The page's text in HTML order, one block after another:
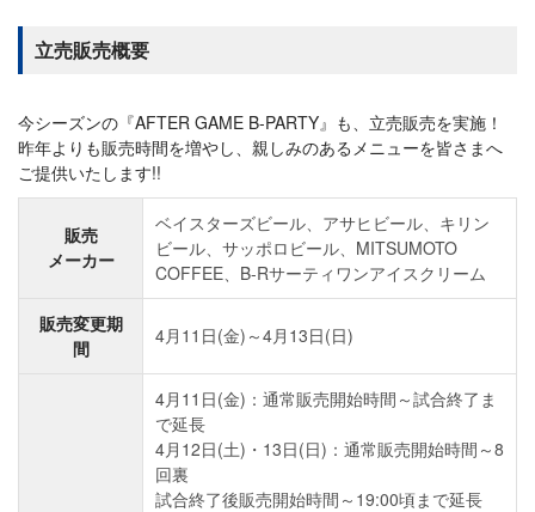
立売販売概要
今シーズンの『AFTER GAME B-PARTY』も、立売販売を実施！
昨年よりも販売時間を増やし、親しみのあるメニューを皆さまへ
ご提供いたします!!
販売
メーカー
ベイスターズビール、アサヒビール、キリン
ビール、サッポロビール、MITSUMOTO
COFFEE、B-Rサーティワンアイスクリーム
販売変更期
間
4月11日(金)～4月13日(日)
4月11日(金)：通常販売開始時間～試合終了ま
で延長
4月12日(土)・13日(日)：通常販売開始時間～8
回裏
試合終了後販売開始時間～19:00頃まで延長